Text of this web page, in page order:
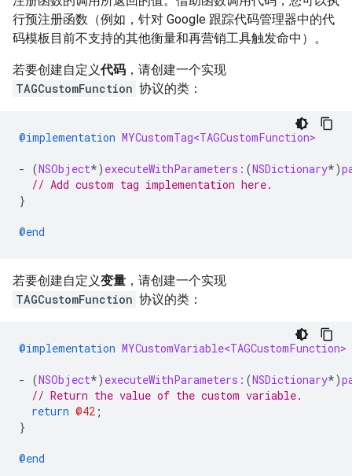
行预注册函数（例如，针对 Google 跟踪代码管理器中的代
码模板目前不支持的其他衡量和再营销工具触发命中）。
若要创建自定义代码 ，请创建一个实现
TAGCustomFunction 协议的类：
@implementation MYCustomTag<TAGCustomFunction>
- (NSObject*) executeWithParameters: (NSDictionary*)
// Add custom tag implementation here.
}
@end
若要创建自定义变量 ，请创建一个实现
TAGCustomFunction 协议的类：
@implementation MYCustomVariable<TAGCustomFunction>
- (NSObject*) executeWithParameters: (NSDictionary*)
// Return the value of the custom variable.
return @42 ;
}
@end